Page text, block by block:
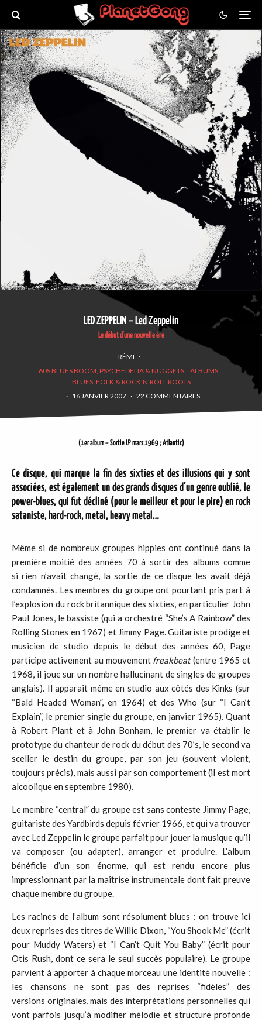
LED ZEPPELIN – Led Zeppelin
Le début d'une nouvelle ère
RÉMI ·
60S BLUES BOOM, PSYCHEDELIA & NUGGETS
ALBUMS
BLUES, FOLK & ROCK'N'ROLL ROOTS
· 16 JANVIER 2007 · 22 COMMENTAIRES
(1er album – Sortie LP mars 1969 ; Atlantic)
Ce disque, qui marque la fin des sixties et des illusions qui y sont
associées, est également un des grands disques d’un genre oublié, le
power-blues, qui fut décliné (pour le meilleur et pour le pire) en rock
sataniste, hard-rock, metal, heavy metal…
Même si de nombreux groupes hippies ont continué dans la
première moitié des années 70 à sortir des albums comme
si rien n’avait changé, la sortie de ce disque les avait déjà
condamnés. Les membres du groupe ont pourtant pris part à
l’explosion du rock britannique des sixties, en particulier John
Paul Jones, le bassiste (qui a orchestré “She’s A Rainbow” des
Rolling Stones en 1967) et Jimmy Page. Guitariste prodige et
musicien de studio depuis le début des années 60, Page
participe activement au mouvement freakbeat(entre 1965 et
1968, il joue sur un nombre hallucinant de singles de groupes
anglais). Il apparaît même en studio aux côtés des Kinks (sur
“Bald Headed Woman”, en 1964) et des Who (sur “I Can’t
Explain”, le premier single du groupe, en janvier 1965). Quant
à Robert Plant et à John Bonham, le premier va établir le
prototype du chanteur de rock du début des 70’s, le second va
sceller le destin du groupe, par son jeu (souvent violent,
toujours précis), mais aussi par son comportement (il est mort
alcoolique en septembre 1980).
Le membre “central” du groupe est sans conteste Jimmy Page,
guitariste des Yardbirds depuis février 1966, et qui va trouver
avec Led Zeppelin le groupe parfait pour jouer la musique qu’il
va composer (ou adapter), arranger et produire. L’album
bénéficie d’un son énorme, qui est rendu encore plus
impressionnant par la maîtrise instrumentale dont fait preuve
chaque membre du groupe.
Les racines de l’album sont résolument blues : on trouve ici
deux reprises des titres de Willie Dixon, “You Shook Me” (écrit
pour Muddy Waters) et “I Can’t Quit You Baby” (écrit pour
Otis Rush, dont ce sera le seul succès populaire). Le groupe
parvient à apporter à chaque morceau une identité nouvelle :
les chansons ne sont pas des reprises “fidèles” des
versions originales, mais des interprétations personnelles qui
vont parfois jusqu’à modifier mélodie et structure profonde